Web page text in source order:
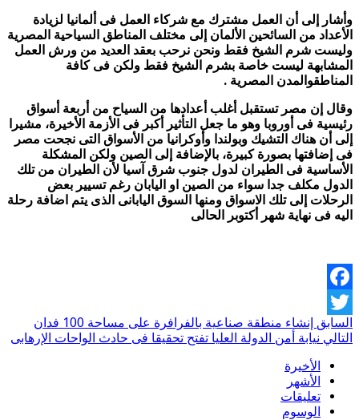
وأشار إلى أن العمل مشترك مع شركاء العمل فى ألمانيا لزيادة
الأعداد من السائحين الألمان إلى مختلف المناطق السياحية المصرية
وليست شرم الشيخ فقط ونحن نرحب بعقد العديد من ورش العمل
المشابهة ليست خاصة بشرم الشيخ فقط ولكن فى كافة
المناطقوالمدن المصرية .
وقال إن مصر تستقبل أغلب أعدادها من السياح من أربعة أسواق
رئيسية فى أوروبا وهو ما جعل التأثير أكبر فى الأزمة الأخيرة، مشيرا
إلى أن هناك التشيك وبولندا وأوكرانيا من الأسواق التى نجحت مصر
فى إضافتها بصورة كبيرة، بالإضافة إلى الصين ولكن المشكلة
الأساسية فى الطيران لدول جنوب شرق آسيا لأن الطيران من تلك
الدول مكلف جدا سواء من الصين او اليابان رغم تسيير بعض
الرحلات إلى تلك الاسواق ومنها السوق اليابانى الذى يتم اضافة رحلة
اليه فى نهاية شهر أكتوبر الحالى
Facebook
Twitter
السابق إنشاء منطقة صناعية بالفرافرة على مساحة 100 فدان
التالي نيابة أمن الدولة العليا تفتح تحقيقا فى حادث الواحات الإرهابى
الأخيرة
الأشهر
تعليقات
الوسوم